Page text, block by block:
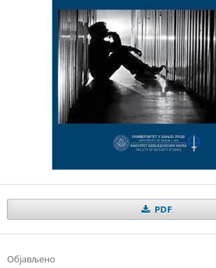
PDF
Објављено